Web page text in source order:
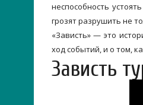
неспособность
грозят разрушить не
«Зависть» — это
ход событий, и о том,
Зависть